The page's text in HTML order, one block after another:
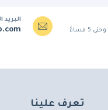
البريد
تعرف علينا